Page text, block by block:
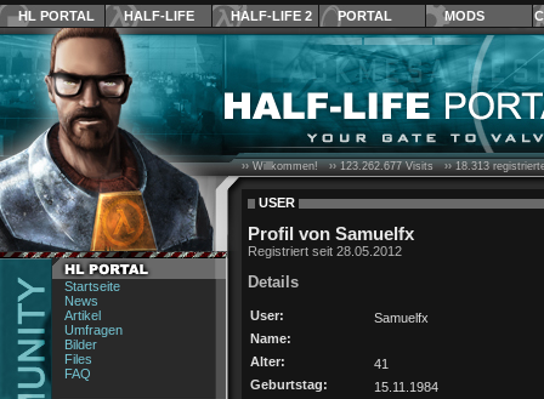
HL PORTAL HALF-LIFE HALF-LIFE 2 PORTAL MODS
Startseite
News
Artikel
Umfragen
Bilder
Files
FAQ
›› Willkommen! ››123.262.677Visits ››18.313
USER
Profil von Samuelfx
Registriert seit 28.05.2012
Details
User:
Samuelfx
Name:
Alter:
41
Geburtstag:
15.11.1984